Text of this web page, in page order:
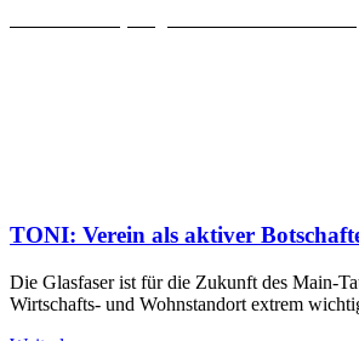
TONI: Verein als aktiver
Die Glasfaser ist für die Zukunft des Main-
Wirtschafts- und Wohnstandort extrem